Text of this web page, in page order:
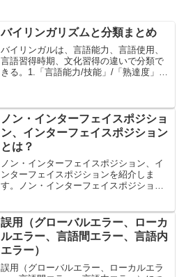
バイリンガリズムと分類まとめ
バイリンガルは、言語能力、言語使用、
言語習得時期、文化習得の違いで分類で
きる。1.「言語能力/技能」/「熟達度」
し言葉によ...
ノン・インターフェイスポジショ
ン、インターフェイスポジション
とは？
ノン・インターフェイスポジション、イ
ンターフェイスポジションを紹介しま
す。ノン・インターフェイスポジション
規則を客観的に説明できる知識です。一
方、暗示的知識は、説明でき...
誤用（グローバルエラー、ローカ
ルエラー、言語間エラー、言語内
エラー）
誤用（グローバルエラー、ローカルエラ